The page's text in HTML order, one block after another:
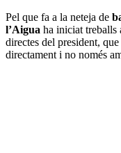
Pel que fa a la neteja de
l’Aigua ha iniciat treballs
directes del president,
directament i no només